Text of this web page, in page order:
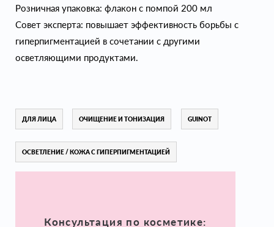
Розничная упаковка: флакон с помпой 200 мл
Совет эксперта: повышает эффективность борьбы с
гиперпигментацией в сочетании с другими
осветляющими продуктами.
ДЛЯ ЛИЦА ОЧИЩЕНИЕ И ТОНИЗАЦИЯ GUINOT
ОСВЕТЛЕНИЕ / КОЖА С ГИПЕРПИГМЕНТАЦИЕЙ
Консультация по косметике: